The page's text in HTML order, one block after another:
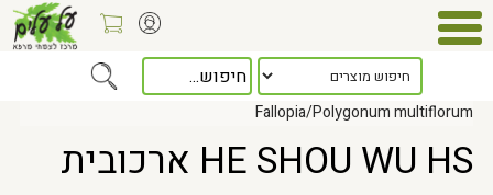
Home
> HE SHOU WU HS ארכובית רבת-פרחים שורש –
Fallopia/Polygonum multiflorum
HE SHOU WU HS ארכובית